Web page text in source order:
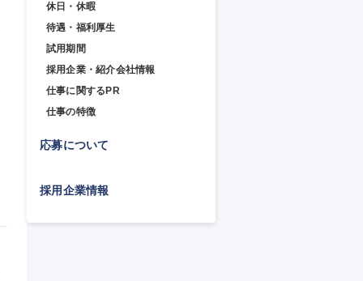
休日・休暇
待遇・福利厚生
試用期間
採用企業・紹介会社情報
仕事に関するPR
仕事の特徴
応募について
採用企業情報